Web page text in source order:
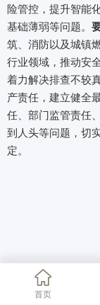
险管控，提升智能
基础薄弱等问题。
筑、消防以及城镇
行业领域，推动安
着力解决排查不较
产责任，建立健全
任、部门监管责任
到人头等问题，切
定。
首页